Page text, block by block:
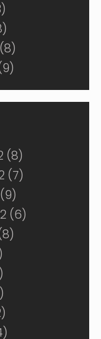
(8)
(7)
(6)